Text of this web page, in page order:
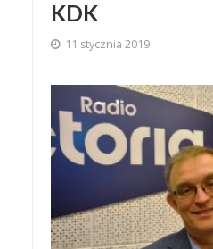
KDK
11 stycznia 2019